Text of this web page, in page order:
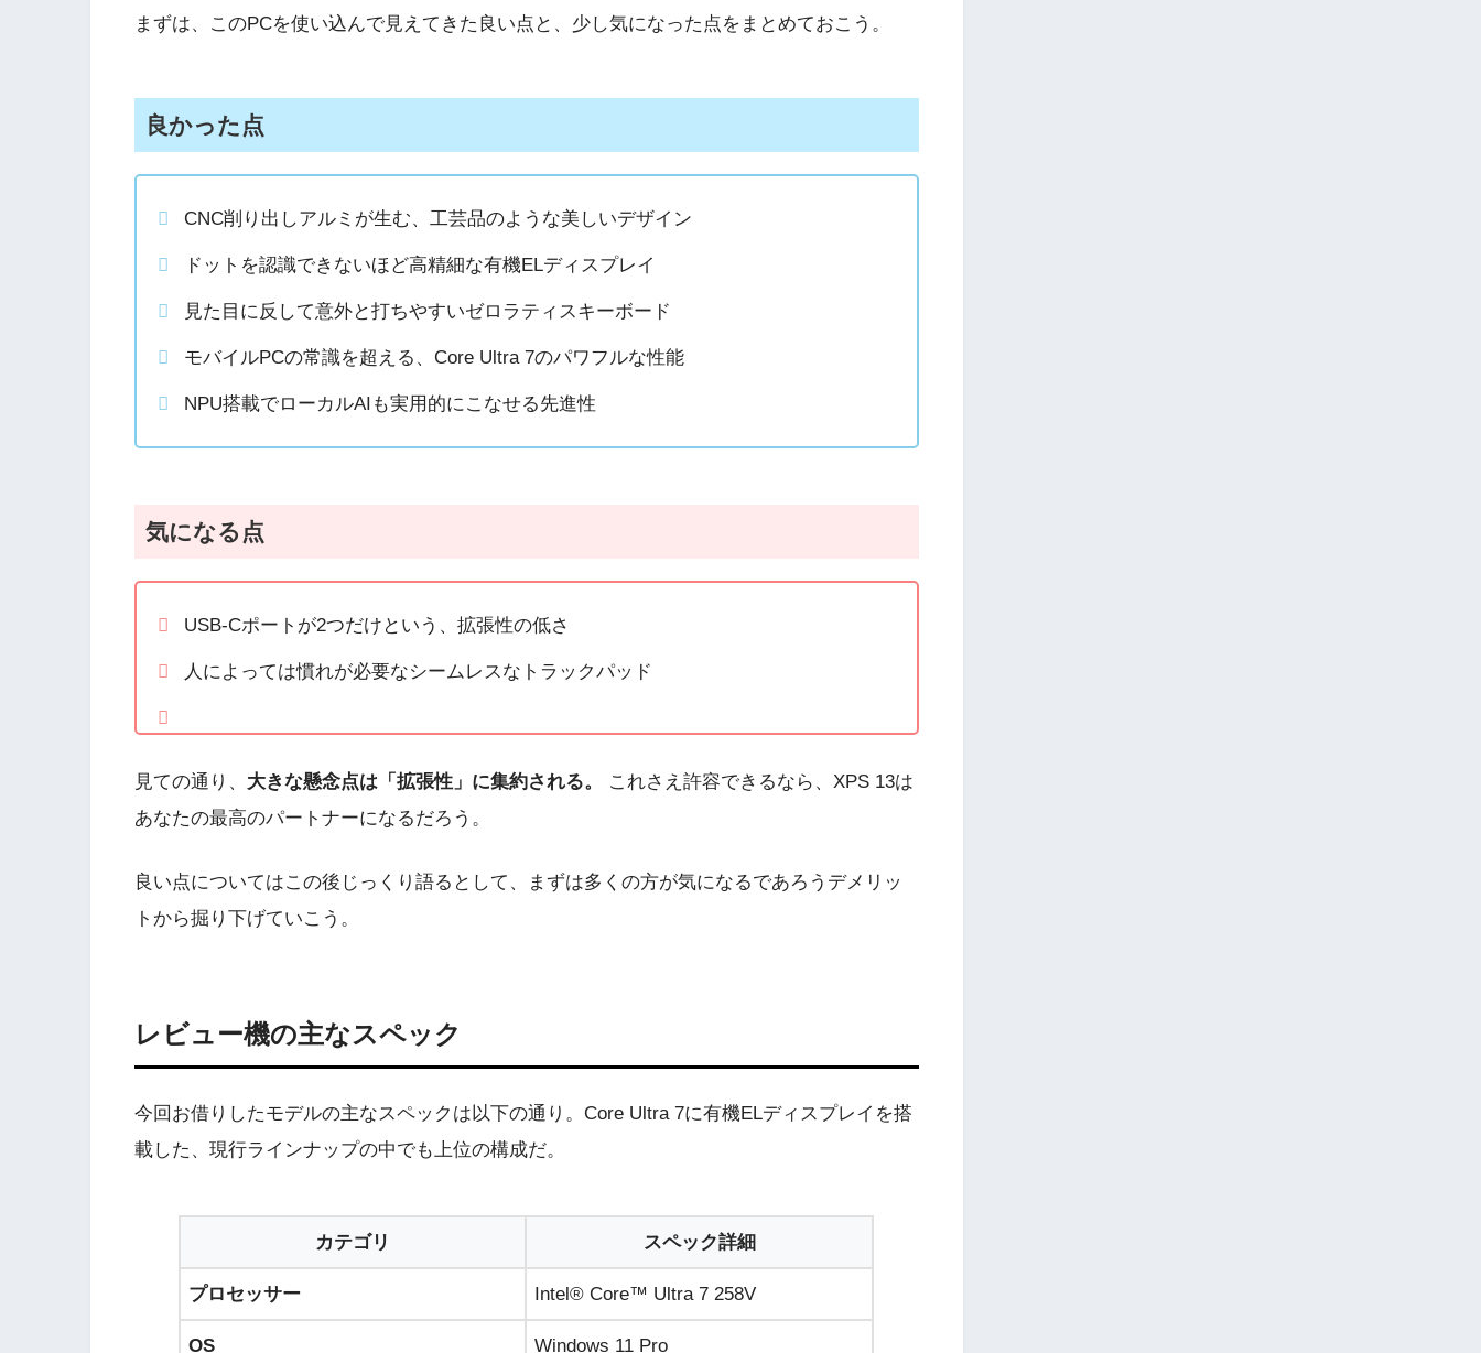
まずは、このPCを使い込んで見えてきた良い点と、少し気になった点をまとめておこう。
良かった 点
CNC削り出しアルミが生む、工芸品のような美しいデザイン
ドットを認識できないほど高精細な有機ELディスプレイ
見た目に反して意外と打ちやすいゼロラティスキーボード
モバイルPCの常識を超える、Core Ultra 7のパワフルな性能
NPU搭載でローカルAIも実用的にこなせる先進性
気になる点
USB-Cポートが2つだけという、拡張性の低さ
人によっては慣れが必要なシームレスなトラックパッド
見ての通り、 大きな懸念点は「拡張性」に集約される。
これさえ許容できるなら、XPS 13は
あなたの最高のパートナーになるだろう。
良い点についてはこの後じっくり語るとして、まずは多くの方が気になるであろうデメリッ
トから掘り下げていこう。
レビュー機の主なスペック
今回お借りしたモデルの主なスペックは以下の通り。Core Ultra 7に有機ELディスプレイを搭
載した、現行ラインナップの中でも上位の構成だ。
カテゴリ スペック詳細
プロセッサー Intel® Core™ Ultra 7 258V
OS Windows 11 Pro